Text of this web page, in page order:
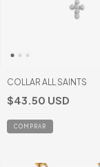
COLLAR ALL SAINTS
$43.50 USD